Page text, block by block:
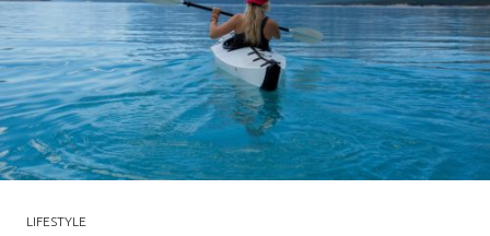
LIFESTYLE